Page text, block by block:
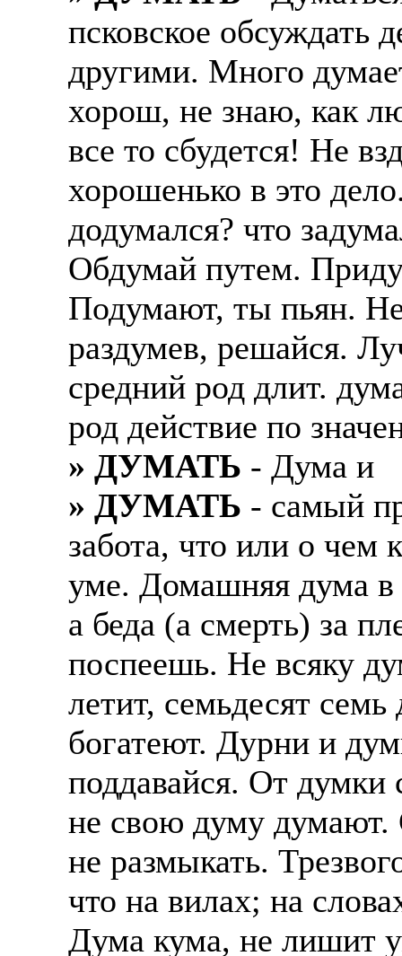
псковское обсуждать
другими. Много
хорош, не знаю, как
все то сбудется! Не
хорошенько в это
додумался? что
Обдумай путем.
Подумают, ты пьян.
раздумев, решайся.
средний род длит.
род действие по
» ДУМАТЬ - Дума и
» ДУМАТЬ - самый
забота, что или о чем
уме. Домашняя дума в
а беда (а смерть) за
поспеешь. Не всяку
летит, семьдесят
богатеют. Дурни и
поддавайся. От
не свою думу
не размыкать.
что на вилах; на
Дума кума, не лишит